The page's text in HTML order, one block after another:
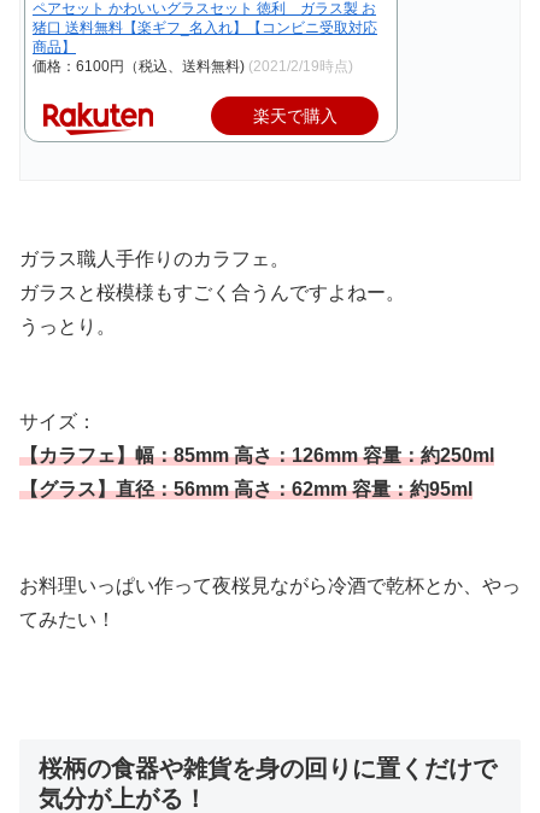
ペアセット かわいいグラスセット 徳利 ガラス製 お
猪口 送料無料【楽ギフ_名入れ】【コンビニ受取対応
商品】
価格：6100円（税込、送料無料) (2021/2/19時点)
楽天で購入
ガラス職人手作りのカラフェ。
ガラスと桜模様もすごく合うんですよねー。
うっとり。
サイズ：
【カラフェ】幅：85mm 高さ：126mm 容量：約250ml
【グラス】直径：56mm 高さ：62mm 容量：約95ml
お料理いっぱい作って夜桜見ながら冷酒で乾杯とか、やっ
てみたい！
桜柄の食器や雑貨を身の回りに置くだけで
気分が上がる！